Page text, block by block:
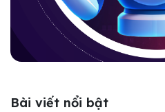
Bài viết nổi bật